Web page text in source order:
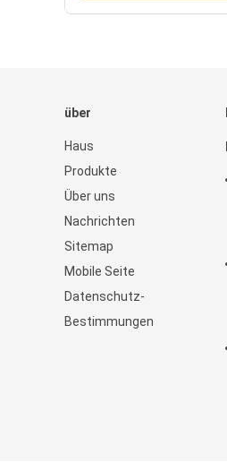
über
Haus
Produkte
Über uns
Nachrichten
Sitemap
Mobile Seite
Datenschutz-
Bestimmungen